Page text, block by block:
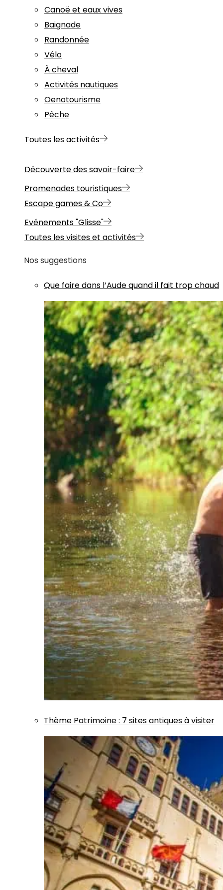
Canoë et eaux vives
Baignade
Randonnée
Vélo
À cheval
Activités nautiques
Oenotourisme
Pêche
Toutes les activités
Découverte des savoir-faire
Promenades touristiques
Escape games & Co
Evénements "Glisse"
Toutes les visites et activités
Nos suggestions
Que faire dans l’Aude quand il fait trop chaud
Thème Patrimoine: 7 sites antiques à visiter